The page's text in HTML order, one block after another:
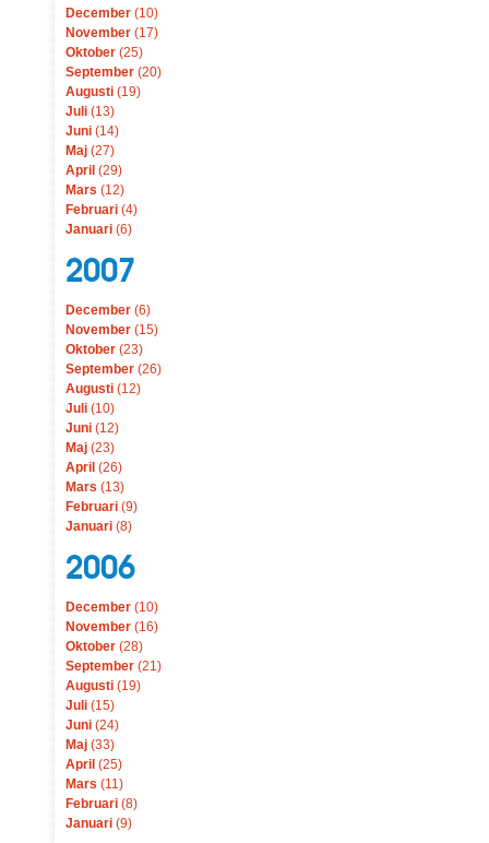
December (10)
November (17)
Oktober (25)
September (20)
Augusti (19)
Juli (13)
Juni (14)
Maj (27)
April (29)
Mars (12)
Februari (4)
Januari (6)
2007
December (6)
November (15)
Oktober (23)
September (26)
Augusti (12)
Juli (10)
Juni (12)
Maj (23)
April (26)
Mars (13)
Februari (9)
Januari (8)
2006
December (10)
November (16)
Oktober (28)
September (21)
Augusti (19)
Juli (15)
Juni (24)
Maj (33)
April (25)
Mars (11)
Februari (8)
Januari (9)